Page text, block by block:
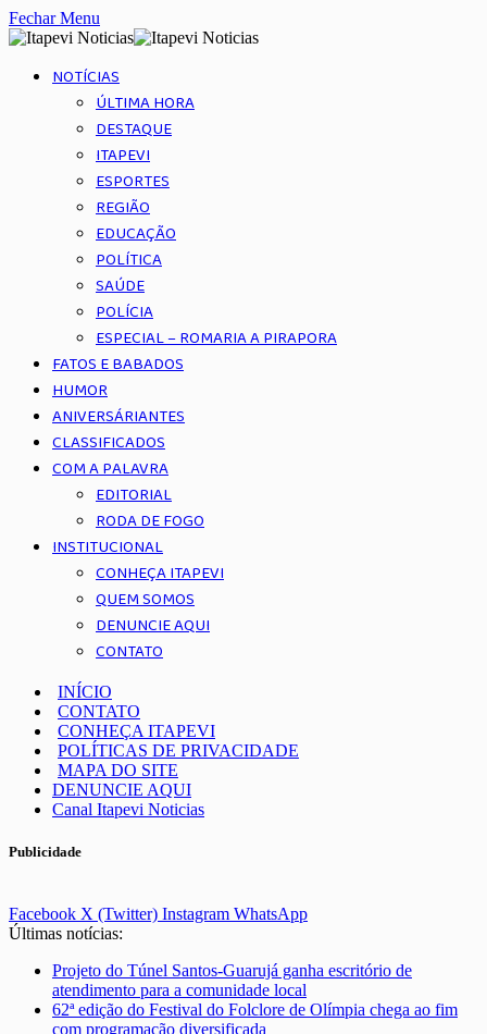
Fechar Menu
NOTÍCIAS
ÚLTIMA HORA
DESTAQUE
ITAPEVI
ESPORTES
REGIÃO
EDUCAÇÃO
POLÍTICA
SAÚDE
POLÍCIA
ESPECIAL – ROMARIA A PIRAPORA
FATOS E BABADOS
HUMOR
ANIVERSÁRIANTES
CLASSIFICADOS
COM A PALAVRA
EDITORIAL
RODA DE FOGO
INSTITUCIONAL
CONHEÇA ITAPEVI
QUEM SOMOS
DENUNCIE AQUI
CONTATO
INÍCIO
CONTATO
CONHEÇA ITAPEVI
POLÍTICAS DE PRIVACIDADE
MAPA DO SITE
DENUNCIE AQUI
Canal Itapevi Noticias
Publicidade
Facebook X (Twitter) Instagram WhatsApp
Últimas notícias:
Projeto do Túnel Santos-Guarujá ganha escritório de
atendimento para a comunidade local
62ª edição do Festival do Folclore de Olímpia chega ao fim
com programação diversificada